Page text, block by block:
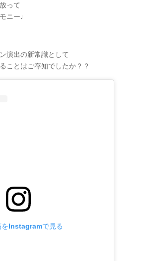
って
ニー♩
演出の新常識として
ことはご存知でしたか？？
をInstagramで見る